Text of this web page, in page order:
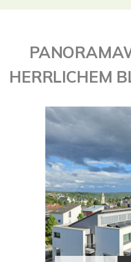
HERRLICHEM